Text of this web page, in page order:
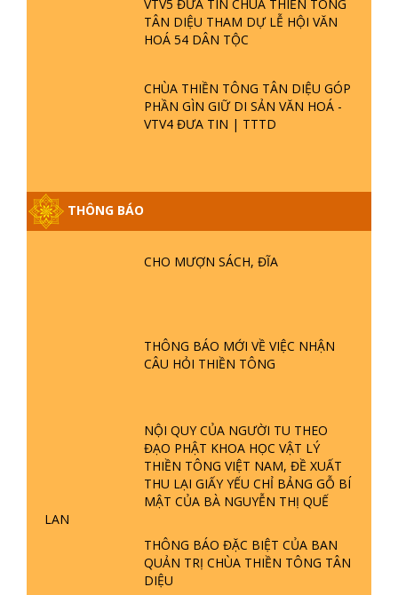
VTV5 ĐƯA TIN CHÙA THIỀN TÔNG
TÂN DIỆU THAM DỰ LỄ HỘI VĂN
HOÁ 54 DÂN TỘC
CHÙA THIỀN TÔNG TÂN DIỆU GÓP
PHẦN GÌN GIỮ DI SẢN VĂN HOÁ -
VTV4 ĐƯA TIN | TTTD
THÔNG BÁO
CHO MƯỢN SÁCH, ĐĨA
THÔNG BÁO MỚI VỀ VIỆC NHẬN
CÂU HỎI THIỀN TÔNG
NỘI QUY CỦA NGƯỜI TU THEO
ĐẠO PHẬT KHOA HỌC VẬT LÝ
THIỀN TÔNG VIỆT NAM, ĐỀ XUẤT
THU LẠI GIẤY YẾU CHỈ BẢNG GỖ BÍ
MẬT CỦA BÀ NGUYỄN THỊ QUẾ
LAN
THÔNG BÁO ĐẶC BIỆT CỦA BAN
QUẢN TRỊ CHÙA THIỀN TÔNG TÂN
DIỆU
NĂM PHẬT KHÔNG NÓI? HỘI LONG
ĐƯỢC HÌNH THÀNH NHƯ THẾ NÀO?
PHẬT GIỚI CÓ THỜI GIAN KHÔNG? |
ĐÀNG Ở ĐÂU? ĐỊA NGỤC Ở ĐÂU?
ĐỨC CHÚA TRỜI LÀ AI? QUỶ SA
TĂNG? | TTTD
GIẢI ĐÁP THIỀN TÔNG ĐẶC BIỆT P22
- LŨ LỤT - HỎA HOẠN | TTTD
GIẢI ĐÁP THIỀN TÔNG ĐẶC BIỆT P21